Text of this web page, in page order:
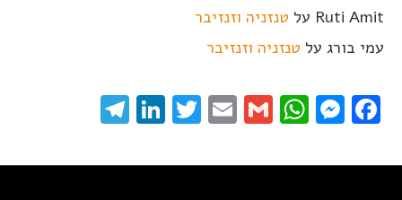
Ruti Amit על טנזניה וזנזיבר
עמי בורג על טנזניה וזנזיבר
Facebook
Messenger
WhatsApp
Gmail
Email
Twitter
LinkedIn